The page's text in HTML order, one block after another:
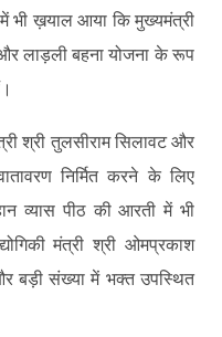
भी ख़याल आया कि मुख्यमंत्री
लाड़ली बहना योजना के रूप
श्री तुलसीराम सिलावट और
निर्मित करने के लिए
व्यास पीठ की आरती में भी
मंत्री श्री ओमप्रकाश
बड़ी संख्या में भक्त उपस्थित